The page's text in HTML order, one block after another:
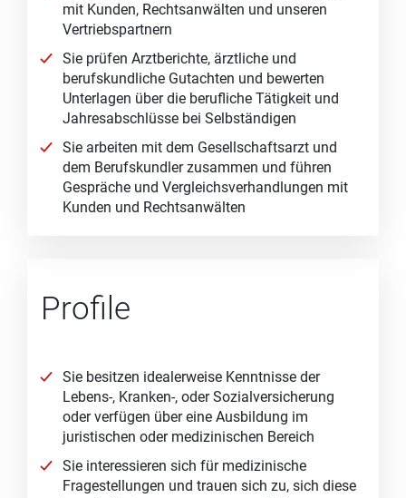
mit Kunden, Rechtsanwälten und unseren
Vertriebspartnern
Sie prüfen Arztberichte, ärztliche und
berufskundliche Gutachten und bewerten
Unterlagen über die berufliche Tätigkeit und
Jahresabschlüsse bei Selbständigen
Sie arbeiten mit dem Gesellschaftsarzt und
dem Berufskundler zusammen und führen
Gespräche und Vergleichsverhandlungen mit
Kunden und Rechtsanwälten
Profile
Sie besitzen idealerweise Kenntnisse der
Lebens-, Kranken-, oder Sozialversicherung
oder verfügen über eine Ausbildung im
juristischen oder medizinischen Bereich
Sie interessieren sich für medizinische
Fragestellungen und trauen sich zu, sich diese